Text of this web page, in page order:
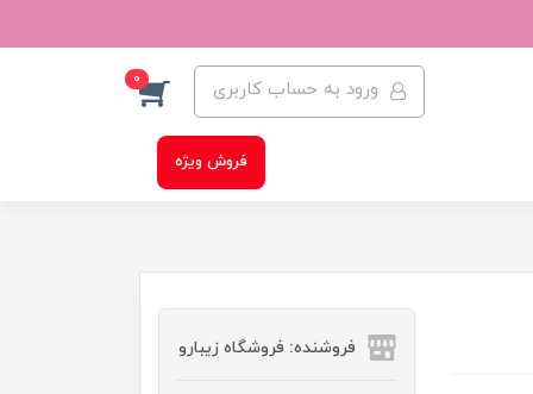
ورود به حساب کاربری 0
فروش ویژه
فروشنده: فروشگاه زیبارو